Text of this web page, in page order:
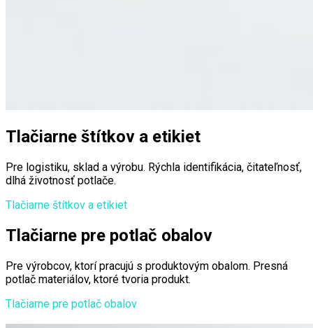
Tlačiarne štítkov a etikiet
Pre logistiku, sklad a výrobu. Rýchla identifikácia, čitateľnosť,
dlhá životnosť potlače.
Tlačiarne štítkov a etikiet
Tlačiarne pre potlač obalov
Pre výrobcov, ktorí pracujú s produktovým obalom. Presná
potlač materiálov, ktoré tvoria produkt.
Tlačiarne pre potlač obalov